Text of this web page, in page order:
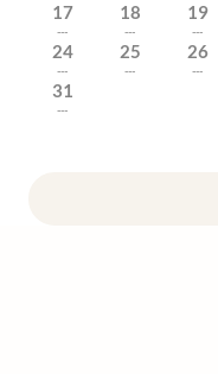
17
---
18
---
19
---
24
---
25
---
26
---
31
---